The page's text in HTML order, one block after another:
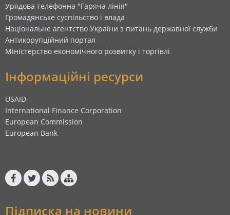
Урядова телефонна "Гаряча лінія"
Громадянське суспільство і влада
Національне агентство України з питань державної служби
Антикорупційний портал
Міністерство економічного розвитку і торгівлі
Інформаційні ресурси
USAID
International Finance Corporation
European Commission
European Bank
Підписка на новини